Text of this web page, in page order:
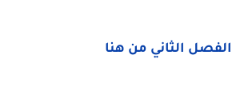
الفصل الثاني من هنا